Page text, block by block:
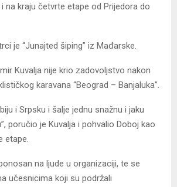
na kraju četvrte etape od Prijedora do
je “Junajted šiping” iz Mađarske.
Kuvalja nije krio zadovoljstvo nakon
karavana “Beograd – Banjaluka”.
i Srpsku i šalje jednu snažnu i jaku
poručio je Kuvalja i pohvalio Doboj kao
etape.
na ljude u organizaciji, te se
učesnicima koji su podržali